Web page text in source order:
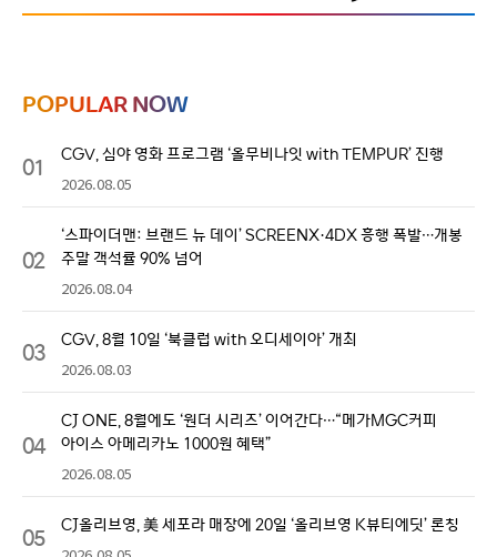
POPULAR NOW
01 CGV, 심야 영화 프로그램 ‘올무비나잇 with TEMPUR’ 진행
2026.08.05
02
‘스파이더맨: 브랜드 뉴 데이’ SCREENX·4DX 흥행 폭발…개봉
주말 객석률 90% 넘어
2026.08.04
03 CGV, 8월 10일 ‘북클럽 with 오디세이아’ 개최
2026.08.03
04
CJ ONE, 8월에도 ‘원더 시리즈’ 이어간다…“메가MGC커피
아이스 아메리카노 1000원 혜택”
2026.08.05
05 CJ올리브영, 美 세포라 매장에 20일 ‘올리브영 K뷰티에딧’ 론칭